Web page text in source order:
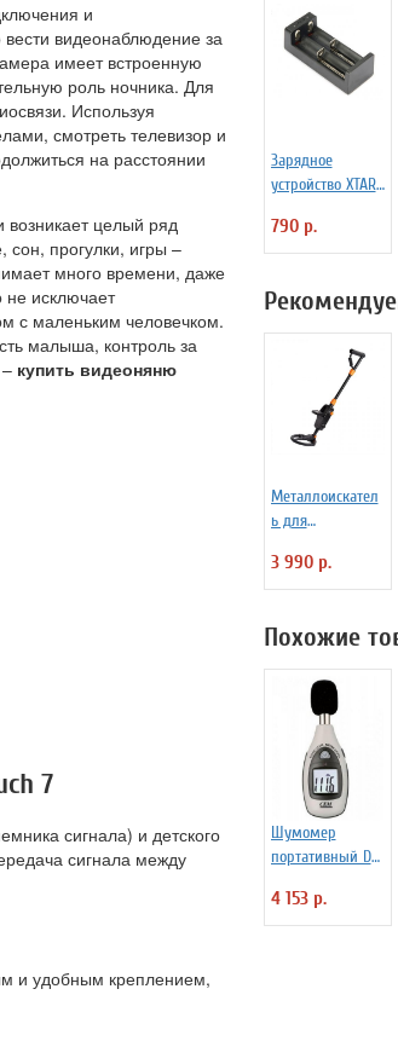
и
видеонаблюдение за
имеет встроенную
роль ночника. Для
Используя
смотреть телевизор и
на расстоянии
возникает целый ряд
прогулки, игры –
много времени, даже
исключает
с маленьким человечком.
малыша, контроль за
купить видеоняню
7
сигнала) и детского
сигнала между
и удобным креплением,
Зарядное
устройство XTAR
аккумуляторов
790 р.
Металлоискател
ь для
Tianxun MD-
1008A
3 990 р.
Похожие
Шумомер
портативный DT-
4 153 р.